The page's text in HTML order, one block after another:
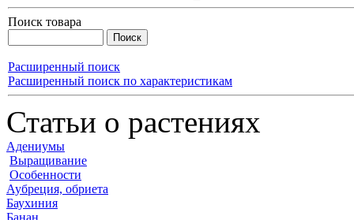
Поиск товара
Расширенный поиск
Расширенный поиск по характеристикам
Статьи о растениях
Адениумы
Выращивание
Особенности
Аубреция, обриета
Баухиния